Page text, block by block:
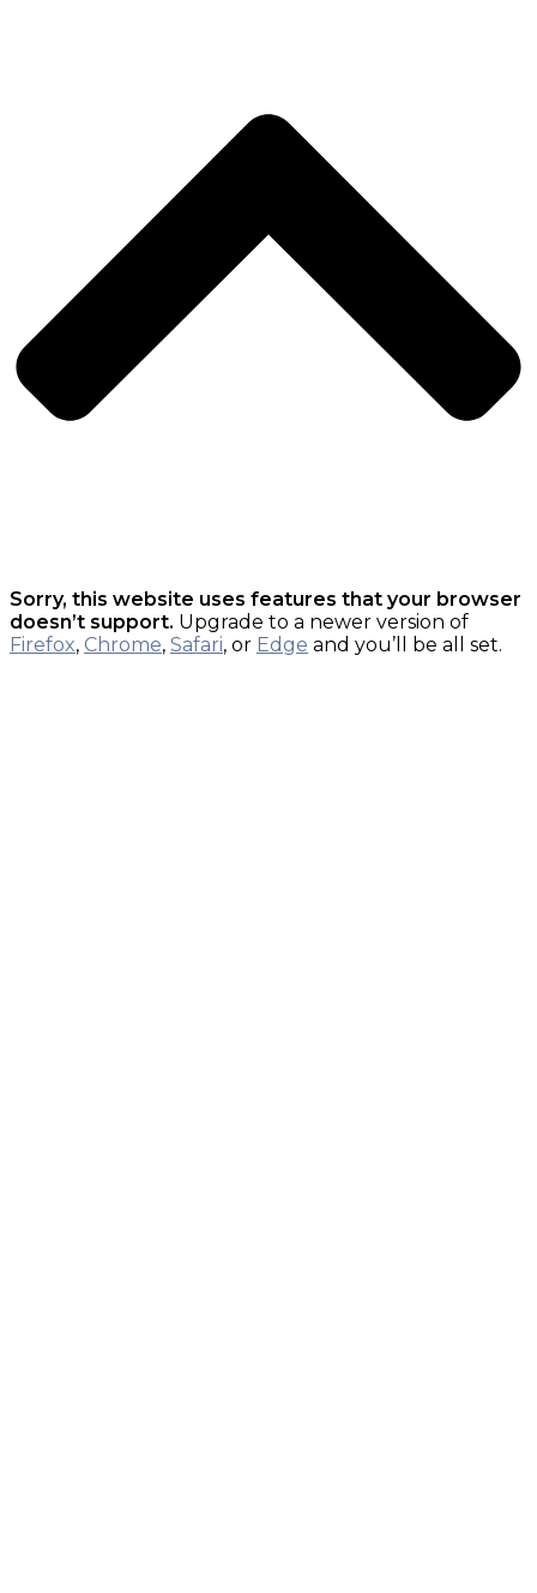
Sorry, this website uses features that your browser
doesn’t support. Upgrade to a newer version of
Firefox, Chrome, Safari, or Edge and you’ll be all set.